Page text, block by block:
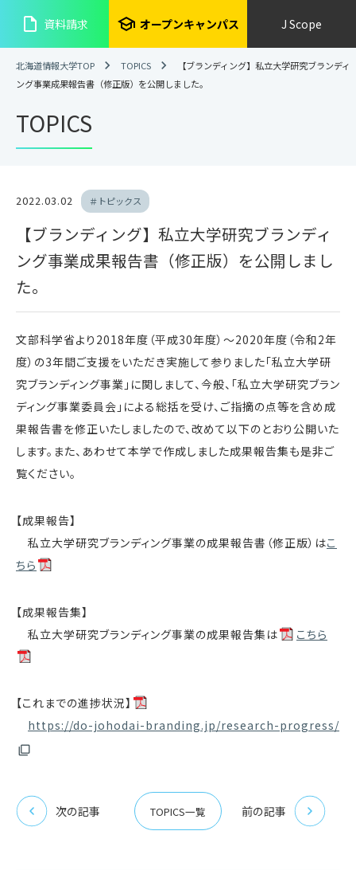
insert_drive_file 資料請求 school オープンキャンパス J Scope
北海道情報大学TOP TOPICS
【ブランディング】私立大学研究ブランディ
ング事業成果報告書（修正版）を公開しました。
TOPICS
2022.03.02 ＃トピックス
【ブランディング】私立大学研究ブランディ
ング事業成果報告書（修正版）を公開しまし
た。
文部科学省より2018年度（平成30年度）～2020年度（令和2年
度）の3年間ご支援をいただき実施して参りました「私立大学研
究ブランディング事業」に関しまして、今般、「私立大学研究ブラン
ディング事業委員会」による総括を受け、ご指摘の点等を含め成
果報告書を修正いたしましたので、改めて以下のとおり公開いた
します。また、あわせて本学で作成しました成果報告集も是非ご
覧ください。
【成果報告】
私立大学研究ブランディング事業の成果報告書（修正版）はこ
ちら
【成果報告集】
私立大学研究ブランディング事業の成果報告集は
こちら
【これまでの進捗状況】
https://do-johodai-branding.jp/research-progress/
次の記事 TOPICS一覧 前の記事